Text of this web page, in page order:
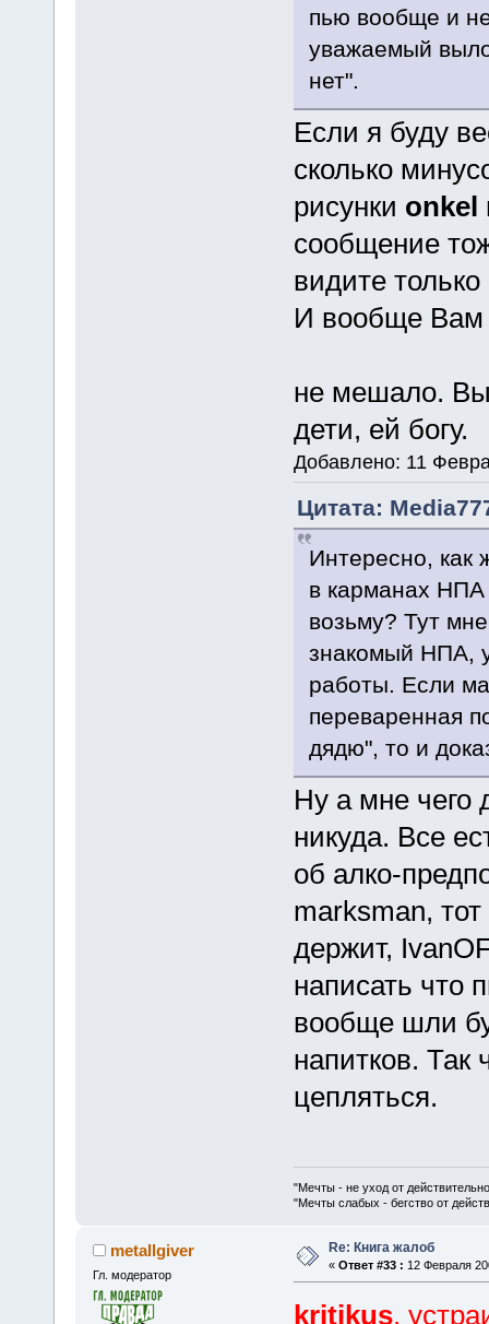
пью вообще и
уважаемый
нет".
Если я буду
сколько
рисунки onkel
сообщение
видите
И вообще Вам
не мешало.
дети, ей богу.
Добавлено: 11
Цитата:
Интересно, как
в карманах
возьму? Тут
знакомый НПА,
работы. Если
переваренная
дядю", то и
Ну а мне чего
никуда. Все
об алко-
marksman,
держит,
написать что
вообще шли
напитков. Так
цепляться.
"Мечты - не уход от
"Мечты слабых - бегство от
metallgiver
Гл. модератор
Re: Книга жалоб
« Ответ #33 : 12 Февраля
kritikus,